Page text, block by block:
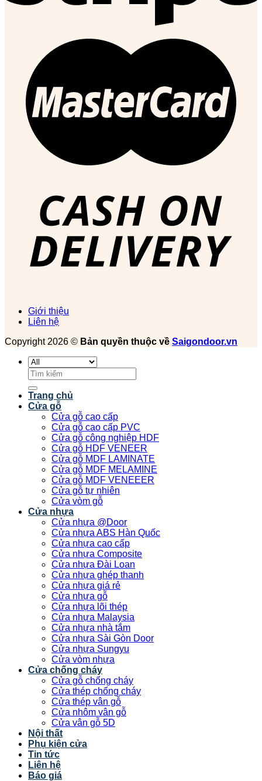
Giới thiệu
Liên hệ
Copyright 2026 © Bản quyền thuộc về Saigondoor.vn
Tìm
kiếm:
Trang chủ
Cửa gỗ
Cửa gỗ cao cấp
Cửa gỗ cao cấp PVC
Cửa gỗ công nghiệp HDF
Cửa gỗ HDF VENEER
Cửa gỗ MDF LAMINATE
Cửa gỗ MDF MELAMINE
Cửa gỗ MDF VENEEER
Cửa gỗ tự nhiên
Cửa vòm gỗ
Cửa nhựa
Cửa nhựa @Door
Cửa nhựa ABS Hàn Quốc
Cửa nhựa cao cấp
Cửa nhựa Composite
Cửa nhựa Đài Loan
Cửa nhựa ghép thanh
Cửa nhựa giá rẻ
Cửa nhựa gỗ
Cửa nhựa lõi thép
Cửa nhựa Malaysia
Cửa nhựa nhà tắm
Cửa nhựa Sài Gòn Door
Cửa nhựa Sungyu
Cửa vòm nhựa
Cửa chống cháy
Cửa gỗ chống cháy
Cửa thép chống cháy
Cửa thép vân gỗ
Cửa nhôm vân gỗ
Cửa vân gỗ 5D
Nội thất
Phụ kiện cửa
Tin tức
Liên hệ
Báo giá